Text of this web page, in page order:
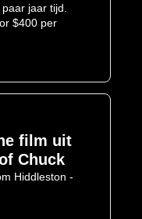
jaar tijd.
$400 per
film uit
Chuck
Hiddleston -